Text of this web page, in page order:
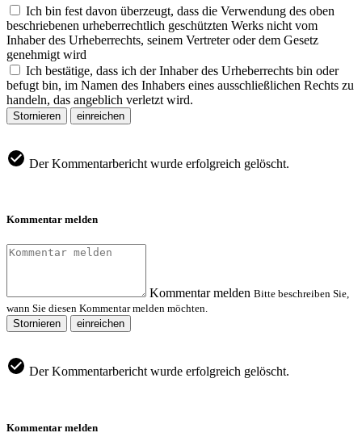
Ich bin fest davon überzeugt, dass die Verwendung des oben
beschriebenen urheberrechtlich geschützten Werks nicht vom
Inhaber des Urheberrechts, seinem Vertreter oder dem Gesetz
genehmigt wird
Ich bestätige, dass ich der Inhaber des Urheberrechts bin oder
befugt bin, im Namen des Inhabers eines ausschließlichen Rechts zu
handeln, das angeblich verletzt wird.
Stornieren einreichen
Der Kommentarbericht wurde erfolgreich gelöscht.
Kommentar melden
Kommentar melden Bitte beschreiben Sie,
wann Sie diesen Kommentar melden möchten.
Stornieren
einreichen
Der Kommentarbericht wurde erfolgreich gelöscht.
Kommentar melden